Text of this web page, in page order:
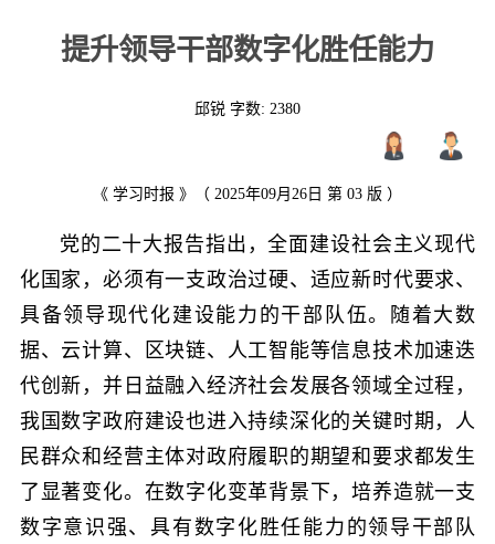
提升领导干部数字化胜任能力
邱锐 字数: 2380
《 学习时报 》（ 2025年09月26日 第 03 版 ）
党的二十大报告指出，全面建设社会主义现代
化国家，必须有一支政治过硬、适应新时代要求、
具备领导现代化建设能力的干部队伍。随着大数
据、云计算、区块链、人工智能等信息技术加速迭
代创新，并日益融入经济社会发展各领域全过程，
我国数字政府建设也进入持续深化的关键时期，人
民群众和经营主体对政府履职的期望和要求都发生
了显著变化。在数字化变革背景下，培养造就一支
数字意识强、具有数字化胜任能力的领导干部队